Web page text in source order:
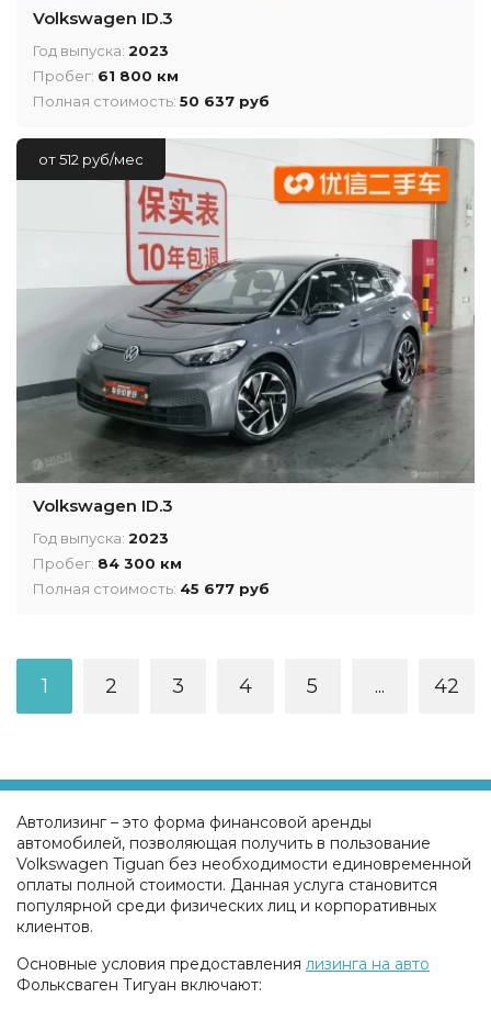
Volkswagen ID.3
Год выпуска: 2023
Пробег: 61 800 км
Полная стоимость: 50 637 руб
от 512 руб/мес
Volkswagen ID.3
Год выпуска: 2023
Пробег: 84 300 км
Полная стоимость: 45 677 руб
1 2 3 4 5 ... 42
Автолизинг – это форма финансовой аренды
автомобилей, позволяющая получить в пользование
Volkswagen Tiguan без необходимости единовременной
оплаты полной стоимости. Данная услуга становится
популярной среди физических лиц и корпоративных
клиентов.
Основные условия предоставления лизинга на авто
Фольксваген Тигуан включают: